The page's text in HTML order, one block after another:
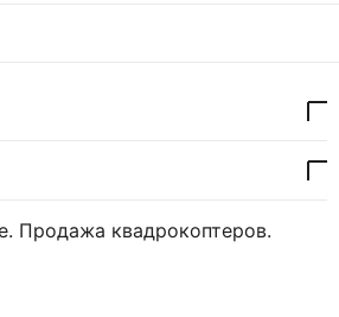
Продажа квадрокоптеров.